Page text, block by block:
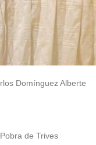
Domínguez Alberte
de Trives